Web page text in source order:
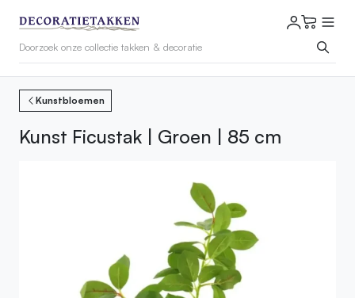
Kunstbloemen
Kunst Ficustak | Groen | 85 cm